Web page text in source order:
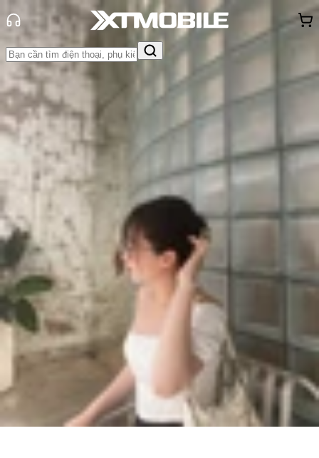
Trang chủ
Tin tức
Tin Mới
Tin Mới
Đánh Giá - Trên Tay
Khuyến
Thủ thuật Thông báoKhách
hàng - Sự kiện
ZTE ra mắt Nubia V70 Design với
mặt lưng da thuần chay, pin 5.000
mAh
Triệu Vy
Ngày đăng: 23/11/2024
Cập nhật:23/11/2024
Theo dõi XTMobile trên